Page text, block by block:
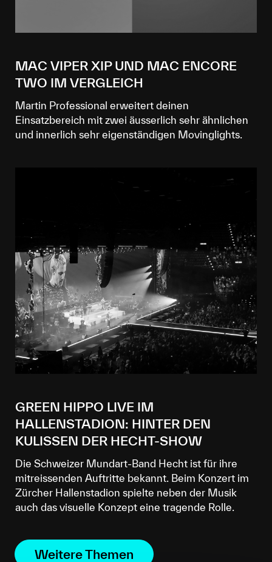
MAC VIPER XIP UND MAC ENCORE
TWO IM VERGLEICH
Martin Professional erweitert deinen
Einsatzbereich mit zwei äusserlich sehr ähnlichen
und innerlich sehr eigenständigen Movinglights.
GREEN HIPPO LIVE IM
HALLENSTADION: HINTER DEN
KULISSEN DER HECHT-SHOW
Die Schweizer Mundart-Band Hecht ist für ihre
mitreissenden Auftritte bekannt. Beim Konzert im
Zürcher Hallenstadion spielte neben der Musik
auch das visuelle Konzept eine tragende Rolle.
Weitere Themen